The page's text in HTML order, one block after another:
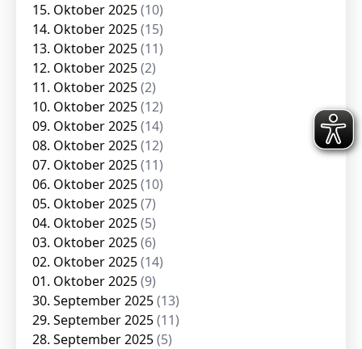
15. Oktober 2025(10)
14. Oktober 2025(15)
13. Oktober 2025(11)
12. Oktober 2025(2)
11. Oktober 2025(2)
10. Oktober 2025(12)
09. Oktober 2025(14)
08. Oktober 2025(12)
07. Oktober 2025(11)
06. Oktober 2025(10)
05. Oktober 2025(7)
04. Oktober 2025(5)
03. Oktober 2025(6)
02. Oktober 2025(14)
01. Oktober 2025(9)
30. September 2025(13)
29. September 2025(11)
28. September 2025(5)